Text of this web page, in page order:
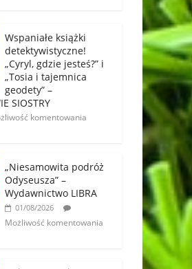
Wspaniałe książki
detektywistyczne!
„Cyryl, gdzie jesteś?” i
„Tosia i tajemnica
geodety” –
SIOSTRY
komentowania
„Niesamowita podróż
Odyseusza” –
Wydawnictwo LIBRA
01/08/2026
Możliwość komentowania